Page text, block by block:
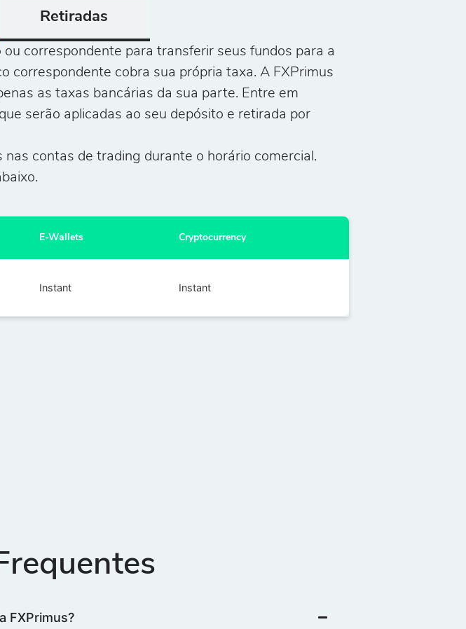
Retiradas
correspondente para transferir seus fundos para a
correspondente cobra sua própria taxa. A FXPrimus
as taxas bancárias da sua parte. Entre em
serão aplicadas ao seu depósito e retirada por
contas de trading durante o horário comercial.
E-Wallets Cryptocurrency
Instant Instant
FXPrimus?